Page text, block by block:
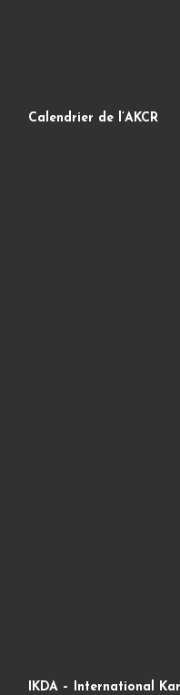
Calendrier de l’AKCR
IKDA – International